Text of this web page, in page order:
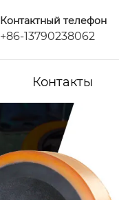
Контактный телефон
+86-13790238062
Контакты